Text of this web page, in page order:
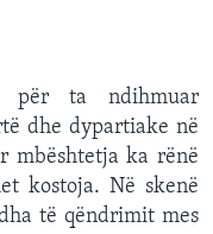
për ta ndihmuar
dhe dypartiake në
mbështetja ka rënë
kostoja. Në skenë
të qëndrimit mes